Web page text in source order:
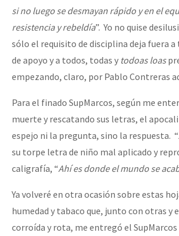
si no luego se desmayan rápido y en el
resistencia y rebeldía”. Yo no quise
sólo el requisito de disciplina deja fuera a
de apoyo y a todos, todas y todoas loas
empezando, claro, por Pablo Contreras
Para el finado SupMarcos, según me
muerte y rescatando sus letras, el
espejo ni la pregunta, sino la respuesta. “
su torpe letra de niño mal aplicado y
caligrafía, “Ahí es donde el mundo se
Ya volveré en otra ocasión sobre estas
humedad y tabaco que, junto con otras y
corroída y rota, me entregó el